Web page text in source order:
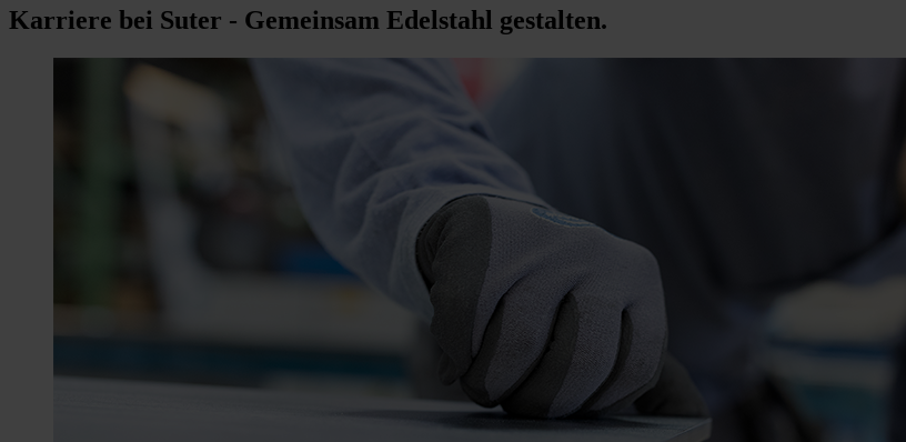
Karriere bei Suter - Gemeinsam Edelstahl gestalten.